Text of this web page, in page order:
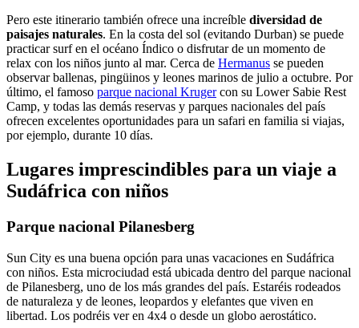
Pero este itinerario también ofrece una increíble diversidad de
paisajes naturales. En la costa del sol (evitando Durban) se puede
practicar surf en el océano Índico o disfrutar de un momento de
relax con los niños junto al mar. Cerca de Hermanus se pueden
observar ballenas, pingüinos y leones marinos de julio a octubre. Por
último, el famoso parque nacional Krugercon su Lower Sabie Rest
Camp, y todas las demás reservas y parques nacionales del país
ofrecen excelentes oportunidades para un safari en familia si viajas,
por ejemplo, durante 10 días.
Lugares imprescindibles para un viaje a
Sudáfrica con niños
Parque nacional Pilanesberg
Sun City es una buena opción para unas vacaciones en Sudáfrica
con niños. Esta microciudad está ubicada dentro del parque nacional
de Pilanesberg, uno de los más grandes del país. Estaréis rodeados
de naturaleza y de leones, leopardos y elefantes que viven en
libertad. Los podréis ver en 4x4 o desde un globo aerostático.